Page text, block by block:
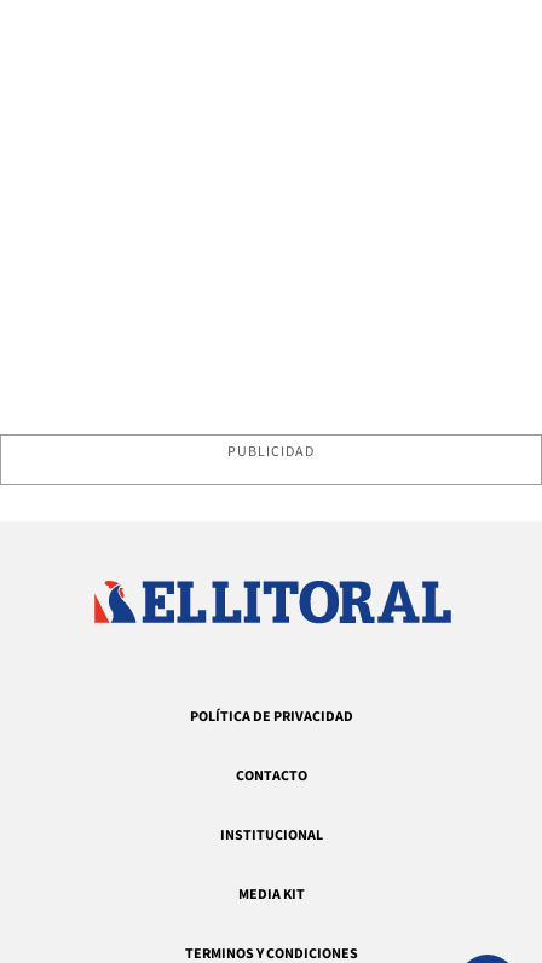
PUBLICIDAD
POLÍTICA DE PRIVACIDAD
CONTACTO
INSTITUCIONAL
MEDIA KIT
TERMINOS Y CONDICIONES